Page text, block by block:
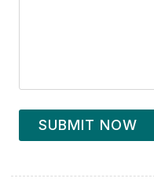
SUBMIT NOW